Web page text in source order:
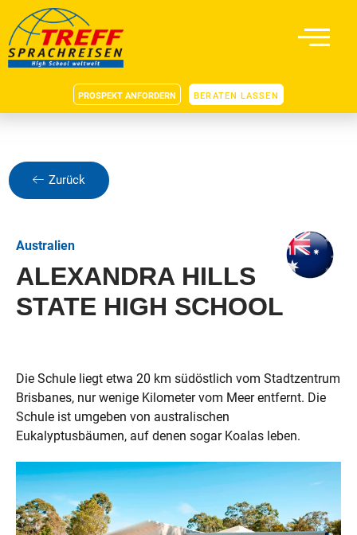
PROSPEKT ANFORDERN BERATEN LASSEN
Zurück
Australien
ALEXANDRA HILLS
STATE HIGH SCHOOL
Die Schule liegt etwa 20 km südöstlich vom Stadtzentrum
Brisbanes, nur wenige Kilometer vom Meer entfernt. Die
Schule ist umgeben von australischen
Eukalyptusbäumen, auf denen sogar Koalas leben.